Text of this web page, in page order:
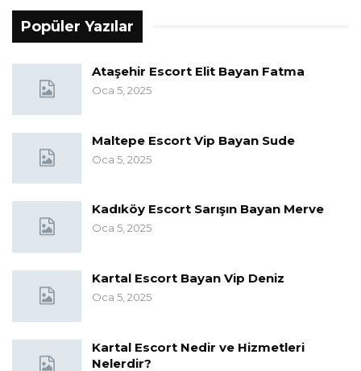
Popüler Yazılar
Ataşehir Escort Elit Bayan Fatma
Oca 5, 2025
Maltepe Escort Vip Bayan Sude
Oca 5, 2025
Kadıköy Escort Sarışın Bayan Merve
Oca 5, 2025
Kartal Escort Bayan Vip Deniz
Oca 5, 2025
Kartal Escort Nedir ve Hizmetleri
Nelerdir?